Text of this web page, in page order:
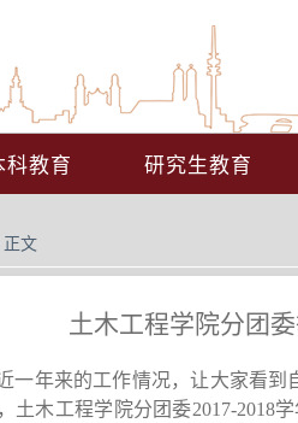
科教育 研究生教育
正文
土木工程学院分团
一年来的工作情况，让大家看到
土木工程学院分团委2017-2018学